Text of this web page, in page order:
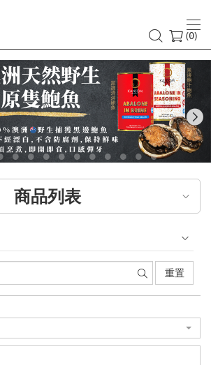
(0)
商品列表
重置